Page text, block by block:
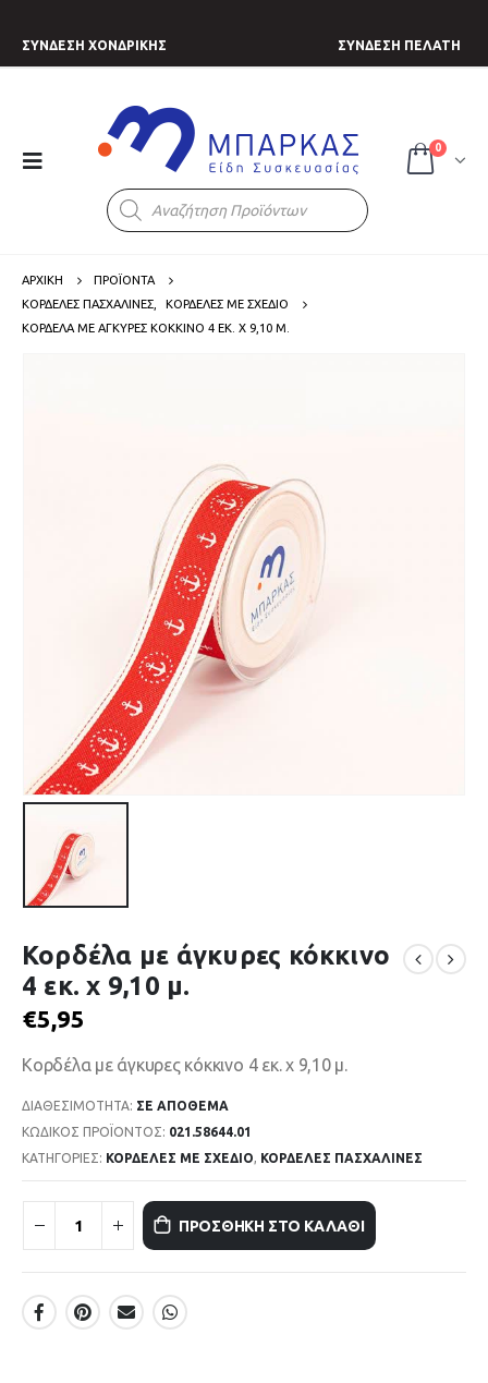
ΣΥΝΔΕΣΗ ΧΟΝΔΡΙΚΗΣ ΣΥΝΔΕΣΗ ΠΕΛΑΤΗ
Products
search
0
ΑΡΧΙΚΗ
ΠΡΟΪΟΝΤΑ
ΚΟΡΔΕΛΕΣ ΠΑΣΧΑΛΙΝΕΣ
ΚΟΡΔΕΛΕΣ ΜΕ ΣΧΕΔΙΟ
ΚΟΡΔΈΛΑ ΜΕ ΆΓΚΥΡΕΣ ΚΌΚΚΙΝΟ 4 ΕΚ. X 9,10 Μ.
Κορδέλα με άγκυρες κόκκινο
4 εκ. x 9,10 μ.
€5,95
Κορδέλα με άγκυρες κόκκινο 4 εκ. x 9,10 μ.
ΔΙΑΘΕΣΙΜΌΤΗΤΑ: ΣΕ ΑΠΌΘΕΜΑ
ΚΩΔΙΚΌΣ ΠΡΟΪΌΝΤΟΣ: 021.58644.01
ΚΑΤΗΓΟΡΊΕΣ: ΚΟΡΔΕΛΕΣ ΜΕ ΣΧΕΔΙΟ, ΚΟΡΔΕΛΕΣ ΠΑΣΧΑΛΙΝΕΣ
ΠΡΟΣΘΉΚΗ ΣΤΟ ΚΑΛΆΘΙ